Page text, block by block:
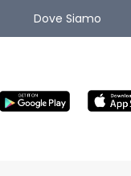
Dove Siamo